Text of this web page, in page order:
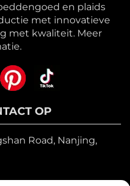
en plaids
met innovatieve
met kwaliteit. Meer
OP
Road, Nanjing,